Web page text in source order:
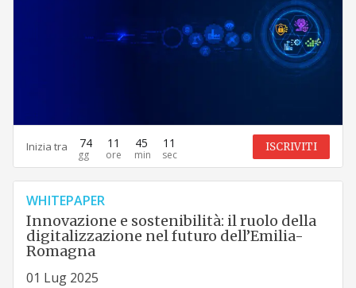
Inizia tra 74 11 45 10 ISCRIVITI
WHITEPAPER
Innovazione e sostenibilità: il ruolo della
digitalizzazione nel futuro dell’Emilia-
Romagna
01 Lug 2025